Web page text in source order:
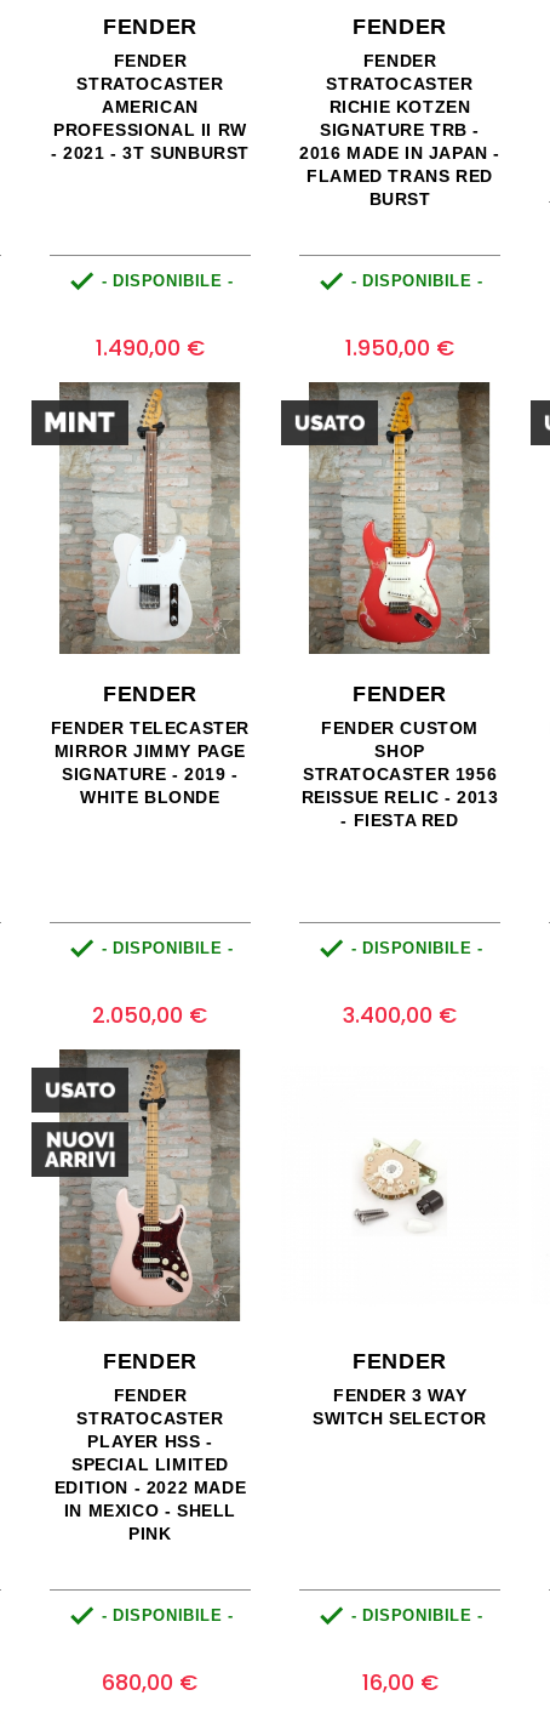
FENDER
FENDER
STRATOCASTER
AMERICAN
PROFESSIONAL II RW
- 2021 - 3T SUNBURST
 - DISPONIBILE -
1.490,00 €
FENDER
FENDER
STRATOCASTER
RICHIE KOTZEN
SIGNATURE TRB -
2016 MADE IN JAPAN -
FLAMED TRANS RED
BURST
 - DISPONIBILE -
1.950,00 €
FENDER
FENDER TELECASTER
MIRROR JIMMY PAGE
SIGNATURE - 2019 -
WHITE BLONDE
 - DISPONIBILE -
2.050,00 €
FENDER
FENDER CUSTOM
SHOP
STRATOCASTER 1956
REISSUE RELIC - 2013
- FIESTA RED
 - DISPONIBILE -
3.400,00 €
FENDER
FENDER
STRATOCASTER
PLAYER HSS -
SPECIAL LIMITED
EDITION - 2022 MADE
IN MEXICO - SHELL
PINK
 - DISPONIBILE -
680,00 €
FENDER
FENDER 3 WAY
SWITCH SELECTOR
 - DISPONIBILE -
16,00 €